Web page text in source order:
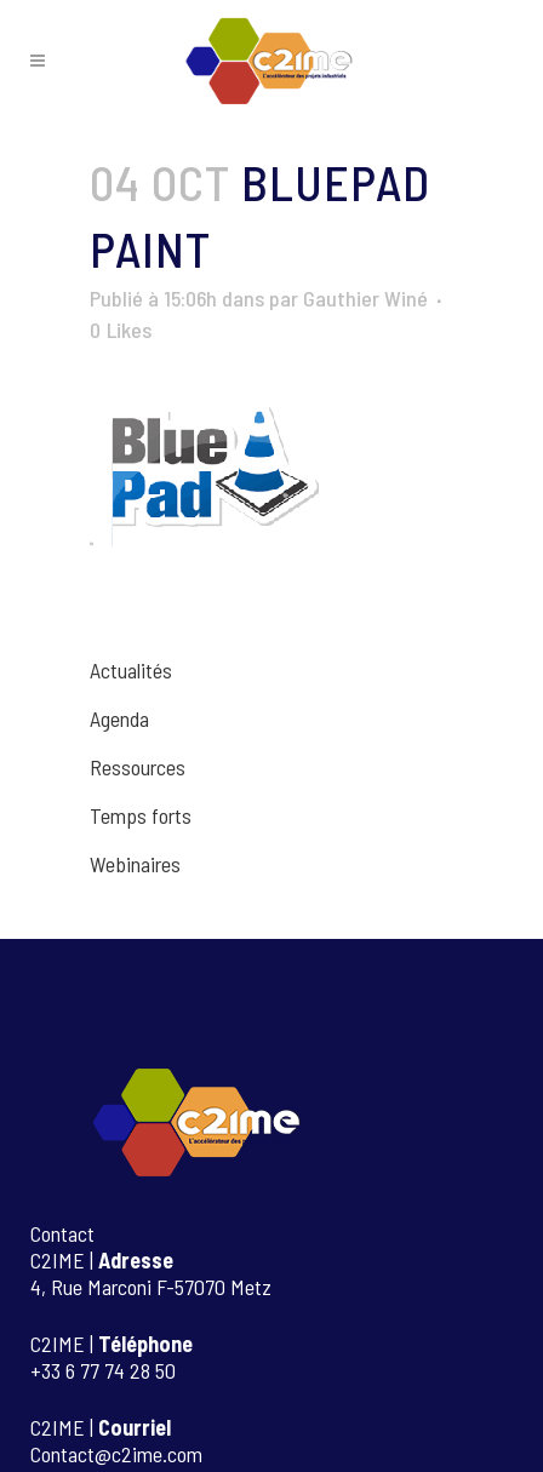
04 OCT BLUEPAD
PAINT
Publié à 15:06h dans par Gauthier Winé
0 Likes
Actualités
Agenda
Ressources
Temps forts
Webinaires
Contact
C2IME | Adresse
4, Rue Marconi F-57070 Metz
C2IME | Téléphone
+33 6 77 74 28 50
C2IME | Courriel
Contact@c2ime.com